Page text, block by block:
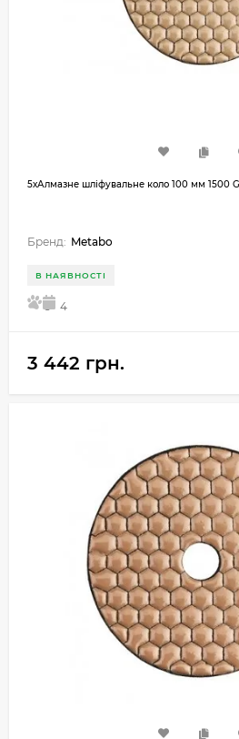
5хАлмазне шліфувальне коло 100 мм 1500
Бренд: Metabo
В НАЯВНОСТІ
5 4
3 442 грн.